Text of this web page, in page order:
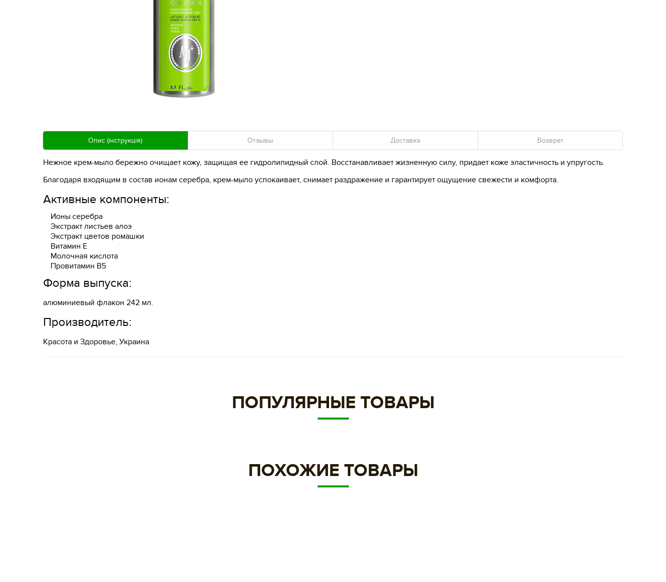
Опис (інструкція) Отзывы Доставка Возврат
Нежное крем-мыло бережно очищает кожу, защищая ее гидролипидный слой. Восстанавливает жизненную силу, придает коже эластичность и упругость.
Благодаря входящим в состав ионам серебра, крем-мыло успокаивает, снимает раздражение и гарантирует ощущение свежести и комфорта.
Активные компоненты:
Ионы серебра
Экстракт листьев алоэ
Экстракт цветов ромашки
Витамин Е
Молочная кислота
Провитамин В5
Форма выпуска:
алюминиевый флакон 242 мл.
Производитель:
Красота и Здоровье, Украина
ПОПУЛЯРНЫЕ ТОВАРЫ
ПОХОЖИЕ ТОВАРЫ